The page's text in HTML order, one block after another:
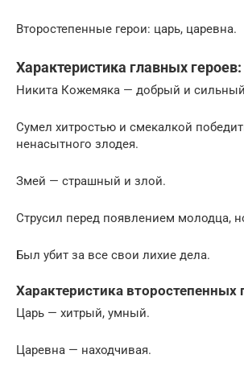
Второстепенные герои: царь, царевна.
Характеристика главных героев:
Никита Кожемяка — добрый и
Сумел хитростью и смекалкой
ненасытного злодея.
Змей — страшный и злой.
Струсил перед появлением молодца,
Был убит за все свои лихие дела.
Характеристика второстепенных
Царь — хитрый, умный.
Царевна — находчивая.